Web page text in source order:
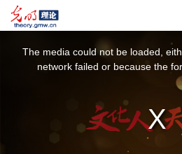
The media could not be loaded,
network failed or because the